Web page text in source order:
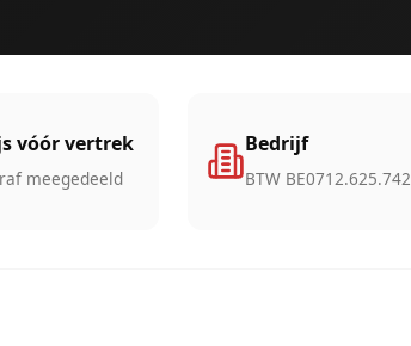
vóór vertrek
meegedeeld
Bedrijf
BTW BE0712.625.742